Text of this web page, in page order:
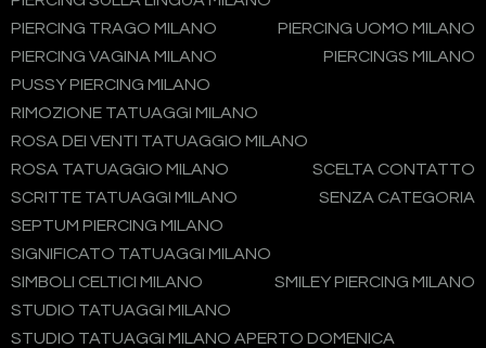
PIERCING TRAGO MILANO
PIERCING UOMO MILANO
PIERCING VAGINA MILANO
PIERCINGS MILANO
PUSSY PIERCING MILANO
RIMOZIONE TATUAGGI MILANO
ROSA DEI VENTI TATUAGGIO MILANO
ROSA TATUAGGIO MILANO
SCELTA CONTATTO
SCRITTE TATUAGGI MILANO
SENZA CATEGORIA
SEPTUM PIERCING MILANO
SIGNIFICATO TATUAGGI MILANO
SIMBOLI CELTICI MILANO
SMILEY PIERCING MILANO
STUDIO TATUAGGI MILANO
STUDIO TATUAGGI MILANO APERTO DOMENICA